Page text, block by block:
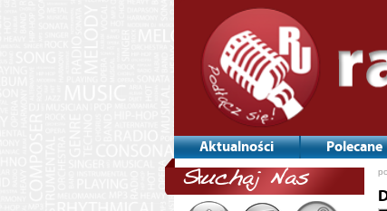
Aktualności Polecane
Słuchaj Nas